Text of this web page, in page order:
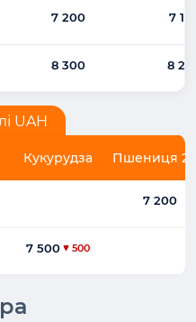
7 200 7
8 300 8
UAH
Кукурудза Пшениця 2
7 200
7 500 500